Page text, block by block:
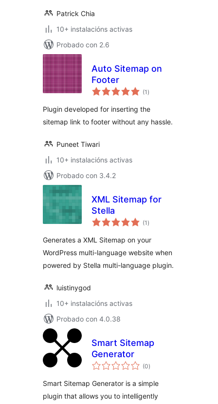
Patrick Chia
10+ instalacións activas
Probado con 2.6
Auto Sitemap on
Footer
(1 valoracións
totais
)
Plugin developed for inserting the
sitemap link to footer without any hassle.
Puneet Tiwari
10+ instalacións activas
Probado con 3.4.2
XML Sitemap for
Stella
(1 valoracións
totais
)
Generates a XML Sitemap on your
WordPress multi-language website when
powered by Stella multi-language plugin.
luistinygod
10+ instalacións activas
Probado con 4.0.38
Smart Sitemap
Generator
(0valoracións
totais
)
Smart Sitemap Generator is a simple
plugin that allows you to intelligently